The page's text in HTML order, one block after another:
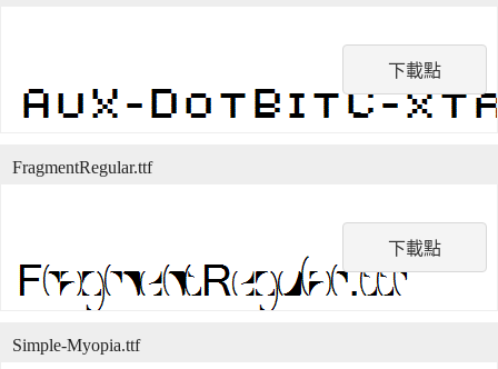
下載點
下載點
FragmentRegular.ttf
Simple-Myopia.ttf